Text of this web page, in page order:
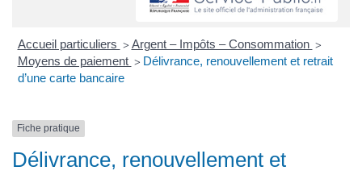
Accueil particuliers > Argent – Impôts – Consommation >
Moyens de paiement > Délivrance, renouvellement et retrait
d’une carte bancaire
Fiche pratique
Délivrance, renouvellement et